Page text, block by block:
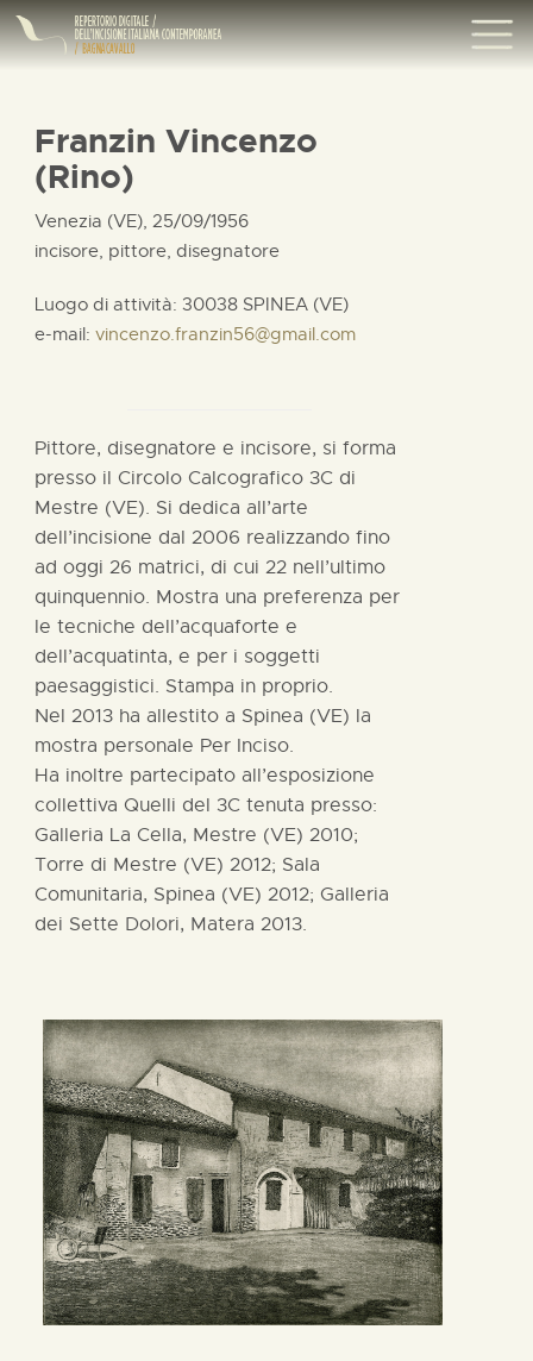
Franzin Vincenzo
(Rino)
Venezia (VE), 25/09/1956
incisore, pittore, disegnatore
Luogo di attività: 30038 SPINEA (VE)
e-mail: vincenzo.franzin56@gmail.com
Pittore, disegnatore e incisore, si forma
presso il Circolo Calcografico 3C di
Mestre (VE). Si dedica all’arte
dell’incisione dal 2006 realizzando fino
ad oggi 26 matrici, di cui 22 nell’ultimo
quinquennio. Mostra una preferenza per
le tecniche dell’acquaforte e
dell’acquatinta, e per i soggetti
paesaggistici. Stampa in proprio.
Nel 2013 ha allestito a Spinea (VE) la
mostra personale Per Inciso.
Ha inoltre partecipato all’esposizione
collettiva Quelli del 3C tenuta presso:
Galleria La Cella, Mestre (VE) 2010;
Torre di Mestre (VE) 2012; Sala
Comunitaria, Spinea (VE) 2012; Galleria
dei Sette Dolori, Matera 2013.